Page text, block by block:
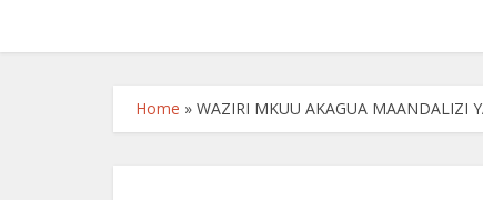
Home » WAZIRI MKUU AKAGUA MAANDALIZI